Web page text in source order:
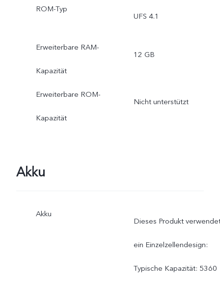
ROM-Typ
UFS 4.1
Erweiterbare RAM-
Kapazität
12 GB
Erweiterbare ROM-
Kapazität
Nicht unterstützt
Akku
Akku
Dieses Produkt
ein Einzelzellendesign:
Typische Kapazität: 5360